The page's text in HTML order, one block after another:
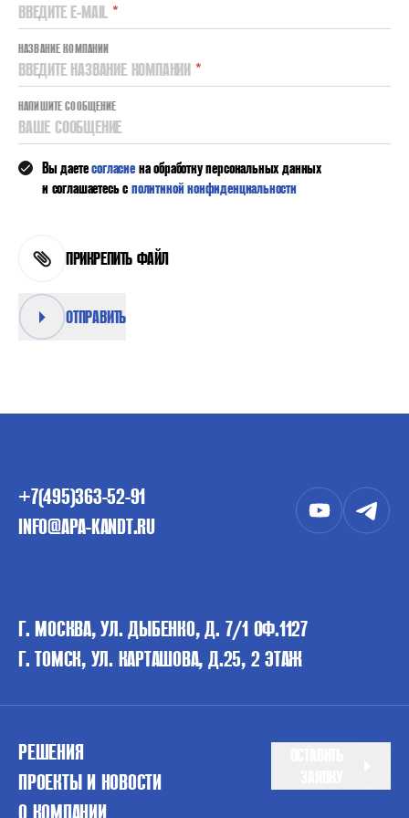
ВВЕДИТЕ E-MAIL *
НАЗВАНИЕ КОМПАНИИ
ВВЕДИТЕ НАЗВАНИЕ КОМПАНИИ *
НАПИШИТЕ СООБЩЕНИЕ
ВАШЕ СООБЩЕНИЕ
Вы даетесогласиена обработку персональных данных
и соглашаетесь сполитикой конфиденциальности
ПРИКРЕПИТЬ ФАЙЛ
ОТПРАВИТЬ
+7(495)363-52-91
INFO@APA-KANDT.RU
Г. МОСКВА, УЛ. ДЫБЕНКО, Д. 7/1 ОФ.1127
Г. ТОМСК, УЛ. КАРТАШОВА, Д.25, 2 ЭТАЖ
РЕШЕНИЯ
ПРОЕКТЫ И НОВОСТИ
О КОМПАНИИ